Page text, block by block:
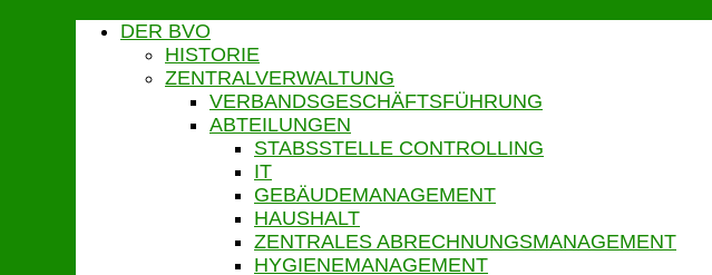
DER BVO
HISTORIE
ZENTRALVERWALTUNG
VERBANDSGESCHÄFTSFÜHRUNG
ABTEILUNGEN
STABSSTELLE CONTROLLING
IT
GEBÄUDEMANAGEMENT
HAUSHALT
ZENTRALES ABRECHNUNGSMANAGEMENT
HYGIENEMANAGEMENT